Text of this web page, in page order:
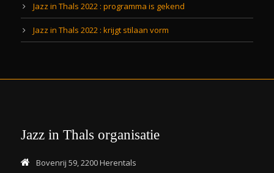
Jazz in Thals 2022 : programma is gekend
Jazz in Thals 2022 : krijgt stilaan vorm
Jazz in Thals organisatie
Bovenrij 59, 2200 Herentals